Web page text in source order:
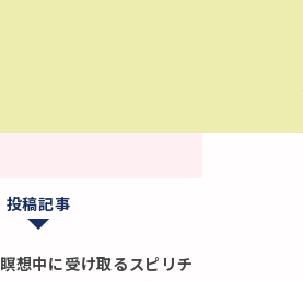
投稿記事
瞑想中に受け取るスピリチ